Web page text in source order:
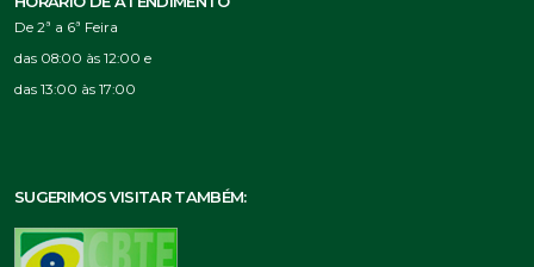
De 2ª a 6ª Feira
das 08:00 às 12:00 e
das 13:00 às 17:00
SUGERIMOS VISITAR TAMBÉM: